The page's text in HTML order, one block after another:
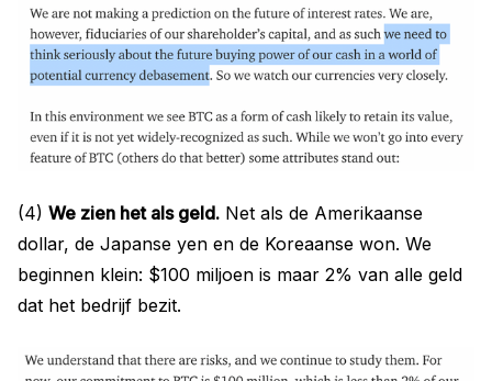
(4) We zien het als geld. Net als de Amerikaanse
dollar, de Japanse yen en de Koreaanse won. We
beginnen klein: $100 miljoen is maar 2% van alle geld
dat het bedrijf bezit.